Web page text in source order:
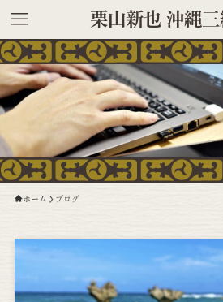
栗山新也 沖縄
ホーム ブログ